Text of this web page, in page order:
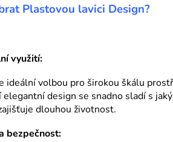
Plastovou lavici Design?
využití:
ideální volbou pro širokou škálu
elegantní design se snadno sladí s
dlouhou životnost.
bezpečnost: